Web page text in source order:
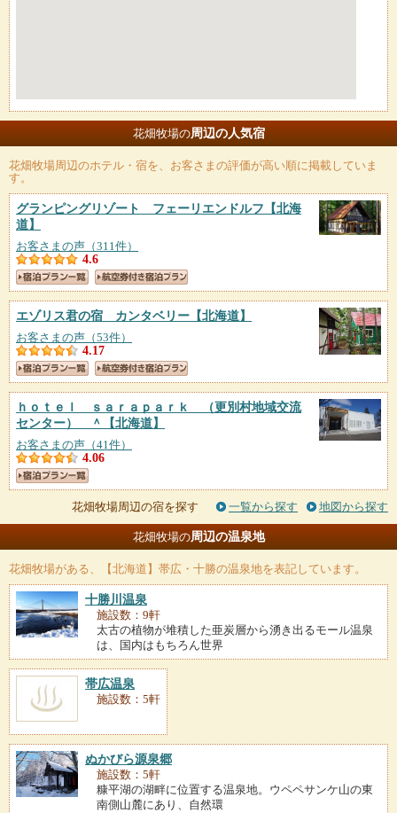
花畑牧場の周辺の人気宿
花畑牧場周辺のホテル・宿を、お客さまの評価が高い順に掲載していま
す。
グランピングリゾート フェーリエンドルフ 【北海
道】
お客さまの声（311件）
4.6
エゾリス君の宿 カンタベリー 【北海道】
お客さまの声（53件）
4.17
ｈｏｔｅｌ ｓａｒａｐａｒｋ （更別村地域交流
センター） ＾
【北海道】
お客さまの声（41件）
4.06
花畑牧場周辺の宿を探す 一覧から探す 地図から探す
花畑牧場の周辺の温泉地
花畑牧場がある、【北海道】帯広・十勝の温泉地を表記しています。
十勝川温泉
施設数：9軒
太古の植物が堆積した亜炭層から湧き出るモール温泉
は、国内はもちろん世界
帯広温泉
施設数：5軒
ぬかびら源泉郷
施設数：5軒
糠平湖の湖畔に位置する温泉地。ウペペサンケ山の東
南側山麓にあり、自然環